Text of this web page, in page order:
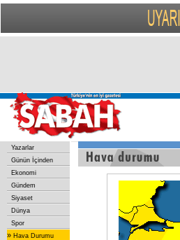
Yazarlar
Günün İçinden
Ekonomi
Gündem
Siyaset
Dünya
Spor
» Hava Durumu